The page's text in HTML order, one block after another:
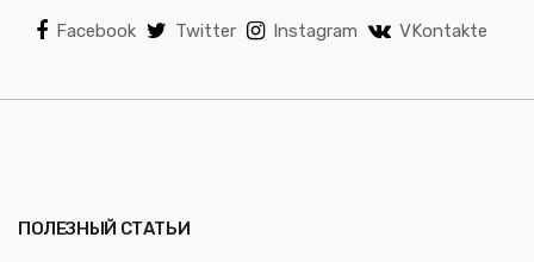
Facebook Twitter Instagram VKontakte
ПОЛЕЗНЫЙ СТАТЬИ